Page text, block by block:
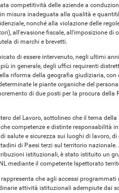
competitività delle aziende a
misura inadeguata alla qualità e
nonché alla violazione delle
all'evasione fiscale, all'imposizione di
di marchi e brevetti.
di essere intervenuto, negli ultimi
in generale, degli uffici requirenti
riforma della geografia giudiziaria, con
le piante organiche del
di due posti per la procura della
del Lavoro, sottolineo che il tema
competenze e distinte responsabilità
salute e sicurezza sui luoghi di lavoro,
di Paesi terzi sul territorio
istituzionali, è stato istituito un
mediante il competente Ispettorato
che agli accessi
attività istituzionali adempiute dai